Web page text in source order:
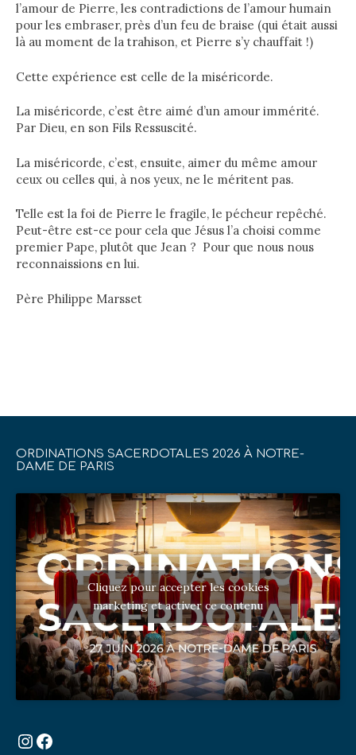
l’amour de Pierre, les contradictions de l’amour humain
pour les embraser, près d’un feu de braise (qui était aussi
là au moment de la trahison, et Pierre s’y chauffait !)
Cette expérience est celle de la miséricorde.
La miséricorde, c’est être aimé d’un amour immérité.
Par Dieu, en son Fils Ressuscité.
La miséricorde, c’est, ensuite, aimer du même amour
ceux ou celles qui, à nos yeux, ne le méritent pas.
Telle est la foi de Pierre le fragile, le pécheur repêché.
Peut-être est-ce pour cela que Jésus l’a choisi comme
premier Pape, plutôt que Jean ? Pour que nous nous
reconnaissions en lui.
Père Philippe Marsset
ORDINATIONS SACERDOTALES 2026 À NOTRE-
DAME DE PARIS
Cliquez pour accepter les cookies
marketing et activer ce contenu
Instagram
Facebook